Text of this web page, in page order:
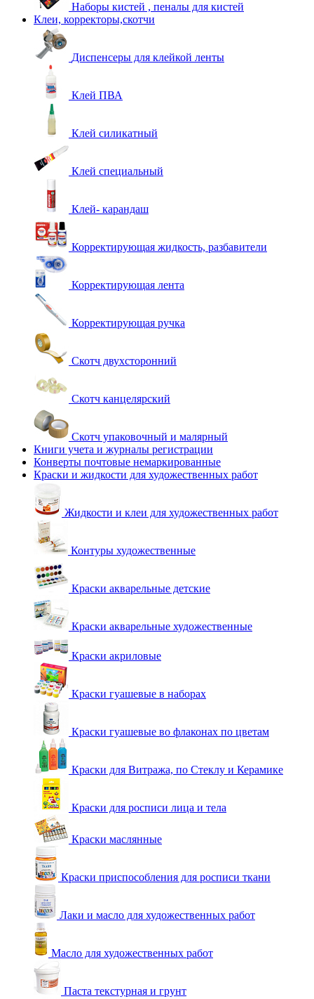
Наборы кистей , пеналы для кистей
Клеи, корректоры,скотчи
Диспенсеры для клейкой ленты
Клей ПВА
Клей силикатный
Клей специальный
Клей- карандаш
Корректирующая жидкость, разбавители
Корректирующая лента
Корректирующая ручка
Скотч двухсторонний
Скотч канцелярский
Скотч упаковочный и малярный
Книги учета и журналы регистрации
Конверты почтовые немаркированные
Краски и жидкости для художественных работ
Жидкости и клеи для художественных работ
Контуры художественные
Краски акварельные детские
Краски акварельные художественные
Краски акриловые
Краски гуашевые в наборах
Краски гуашевые во флаконах по цветам
Краски для Витража, по Стеклу и Керамике
Краски для росписи лица и тела
Краски маслянные
Краски приспособления для росписи ткани
Лаки и масло для художественных работ
Масло для художественных работ
Паста текстурная и грунт